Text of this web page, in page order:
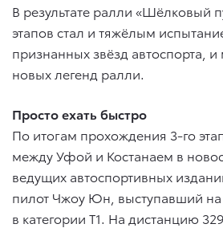
В результате ралли «Шёлковый
этапов стал и тяжёлым
признанных звёзд автоспорта,
новых легенд ралли.
Просто ехать быстро
По итогам прохождения 3-го
между Уфой и Костанаем в
ведущих автоспортивных
пилот Чжоу Юн, выступавший на
в категории T1. На дистанцию